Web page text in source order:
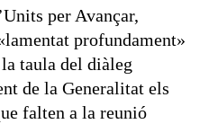
per Avançar,
profundament»
taula del diàleg
de la Generalitat els
falten a la reunió